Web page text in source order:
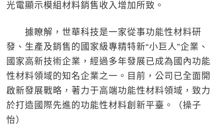
光電顯示模組材料銷售收入增加所致。
據瞭解，世華科技是一家從事功能性材料研
發、生產及銷售的國家級專精特新“小巨人”企業、
國家高新技術企業，經過多年發展已成為國內功能
性材料領域的知名企業之一。目前，公司已全面開
啟新發展戰略，著力于高端功能性材料領域，致力
於打造國際先進的功能性材料創新平臺。（操子
怡）